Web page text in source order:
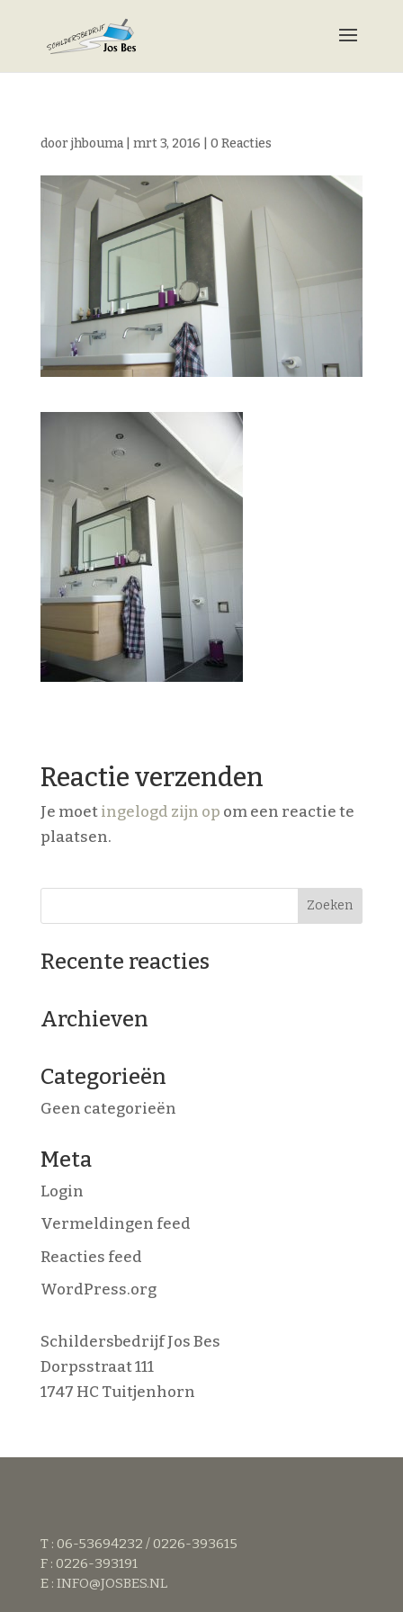
doorjhbouma| mrt 3, 2016 0 Reacties
Reactie verzenden
Je moetingelogd zijn op om een reactie te
plaatsen.
Recente reacties
Archieven
Categorieën
Geen categorieën
Meta
Login
Vermeldingen feed
Reacties feed
WordPress.org
Schildersbedrijf Jos Bes
Dorpsstraat 111
1747 HC Tuitjenhorn
T : 06-53694232 / 0226-393615
F : 0226-393191
E : INFO@JOSBES.NL